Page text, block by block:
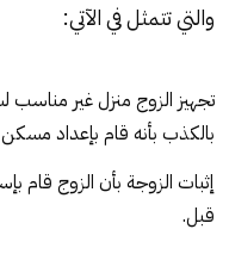
والتي تتمثل في الآتي:
تجهيز الزوج منزل غير مناسب
بالكذب بأنه قام بإعداد
إثبات الزوجة بأن الزوج قام
قبل.